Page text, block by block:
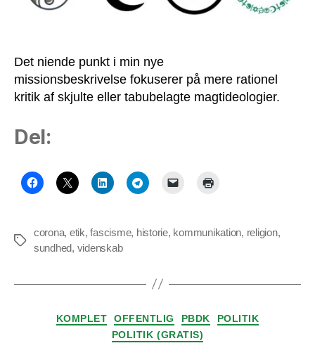
Det niende punkt i min nye
missionsbeskrivelse fokuserer på mere rationel
kritik af skjulte eller tabubelagte magtideologier.
Del:
Tags
corona, etik,fascisme, historie, kommunikation, religion,
sundhed, videnskab
Kategorier
KOMPLET OFFENTLIG PBDK
POLITIK
POLITIK (GRATIS)